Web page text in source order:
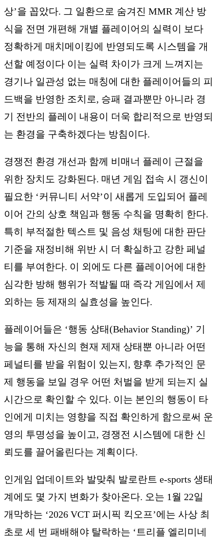
상’을 꼽았다. 그 일환으로 숨겨진 MMR 계산 방
식을 전면 개편해 개별 플레이어의 실력이 보다
정확하게 매치메이킹에 반영되도록 시스템을 개
선할 예정이다 이는 실력 차이가 크게 느껴지는
경기나 일관성 없는 매칭에 대한 플레이어들의 피
드백을 반영한 조치로, 승패 결과뿐만 아니라 경
기 전반의 플레이 내용이 더욱 합리적으로 반영되
는 환경을 구축하겠다는 방침이다.
경쟁전 환경 개선과 함께 비매너 플레이 근절을
위한 장치도 강화된다. 매년 게임 접속 시 갱신이
필요한 ‘커뮤니티 서약’이 새롭게 도입되어 플레
이어 간의 상호 책임과 행동 수칙을 명확히 한다.
특히 부적절한 텍스트 및 음성 채팅에 대한 판단
기준을 재정비해 위반 시 더 확실하고 강한 페널
티를 부여한다. 이 외에도 다른 플레이어에 대한
심각한 방해 행위가 적발될 때 즉각 게임에서 제
외하는 등 제재의 실효성을 높인다.
플레이어들은 ‘행동 상태(Behavior Standing)’ 기
능을 통해 자신의 현재 제재 상태뿐 아니라 어떤
페널티를 받을 위험이 있는지, 향후 추가적인 문
제 행동을 보일 경우 어떤 처벌을 받게 되는지 실
시간으로 확인할 수 있다. 이는 본인의 행동이 타
인에게 미치는 영향을 직접 확인하게 함으로써 운
영의 투명성을 높이고, 경쟁전 시스템에 대한 신
뢰도를 끌어올린다는 계획이다.
인게임 업데이트와 발맞춰 발로란트 e-sports 생태
계에도 몇 가지 변화가 찾아온다. 오는 1월 22일
개막하는 ‘2026 VCT 퍼시픽 킥오프’에는 사상 최
초로 세 번 패배해야 탈락하는 ‘트리플 엘리미네